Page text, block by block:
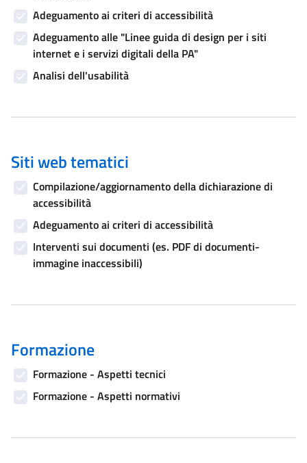
Adeguamento ai criteri di accessibilità
Adeguamento alle "Linee guida di design per i siti
internet e i servizi digitali della PA"
Analisi dell'usabilità
Siti web tematici
Compilazione/aggiornamento della dichiarazione di
accessibilità
Adeguamento ai criteri di accessibilità
Interventi sui documenti (es. PDF di documenti-
immagine inaccessibili)
Formazione
Formazione - Aspetti tecnici
Formazione - Aspetti normativi